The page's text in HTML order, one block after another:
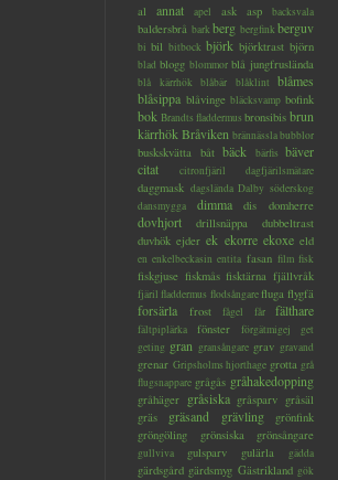
al annat apel ask asp backsvala
baldersbrå barkberg bergfinkberguv
bi bil bitbock björk björktrast björn
blad blogg blommor blå jungfruslända
blå kärrhök blåbär blåklint
blåmes
blåsippa blåvinge bläcksvamp bofink
bok Brandts fladdermus bronsibis brun
kärrhökBråviken brännässlabubblor
buskskvätta båt bäck bärfis bäver
citat
citronfjäril dagfjärilsmätare
daggmask dagslända Dalby söderskog
dansmygga
dimma dis domherre
dovhjort drillsnäppa
dubbeltrast
duvhök ejder ek ekorre ekoxe eld
en enkelbeckasin entita fasan film fisk
fiskgjuse fiskmås fisktärna fjällvråk
fjäril fladdermus flodsångarefluga flygfä
forsärla frost fågel får fälthare
fältpiplärka fönster förgätmigej
get
geting gran gransångare grav gravand
grenar Gripsholms hjorthage grotta grå
flugsnappare grågås gråhakedopping
gråhäger gråsiska gråsparv gråsäl
gräs
gräsand grävling
grönfink
gröngöling
grönsiska grönsångare
gullviva gulsparv gulärla gädda
gärdsgård gärdsmyg Gästrikland gök